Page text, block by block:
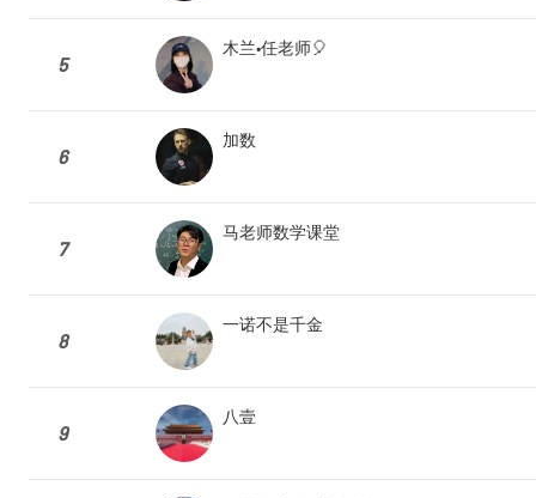
5
木兰•任老师🎈
6
加数
7
马老师数学课堂
8
一诺不是千金
9
八壹